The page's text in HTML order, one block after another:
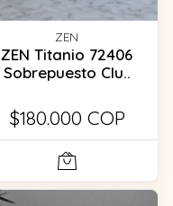
ZEN
ZEN Titanio 72406
Sobrepuesto Clu..
$180.000 COP